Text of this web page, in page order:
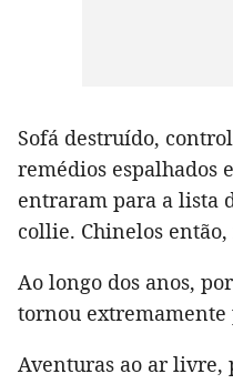
Sofá destruído,
remédios espalhados
entraram para a lista
collie. Chinelos
Ao longo dos anos,
tornou
Aventuras ao ar livre,